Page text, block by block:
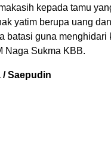
kepada tamu
yatim berupa uang
batasi guna menghidari
Naga Sukma KBB.
/ Saepudin